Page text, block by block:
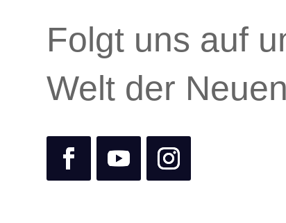
Folgt uns auf
Welt der